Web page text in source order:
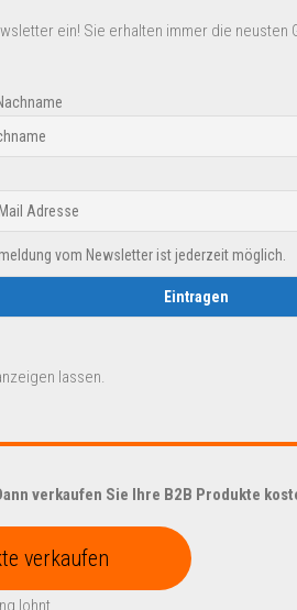
ein! Sie erhalten immer die
vom Newsletter ist jederzeit möglich.
lassen.
verkaufen Sie Ihre B2B Produkte
verkaufen